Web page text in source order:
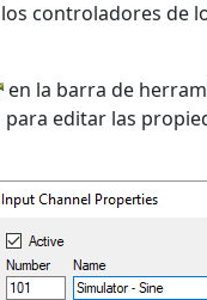
controladores de
en la barra de
editar las